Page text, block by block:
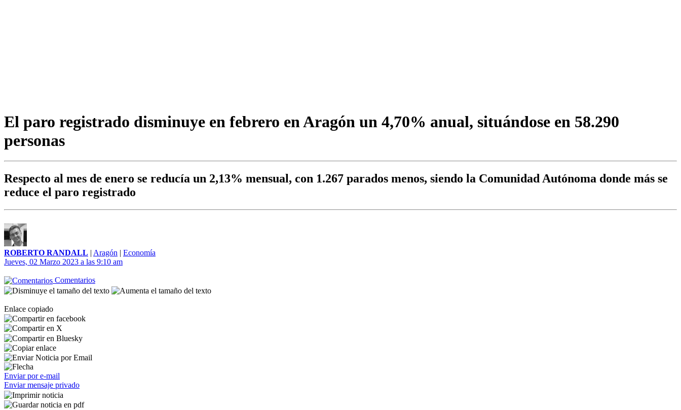
El paro registrado disminuye en febrero en Aragón un 4,70% anual, situándose en 58.290
personas
Respecto al mes de enero se reducía un 2,13% mensual, con 1.267 parados menos, siendo la Comunidad Autónoma donde más se
reduce el paro registrado
ROBERTO RANDALL | Aragón | Economía
Jueves, 02 Marzo 2023 a las 9:10 am
Comentarios
Enlace copiado
Enviar por e-mail
Enviar mensaje privado